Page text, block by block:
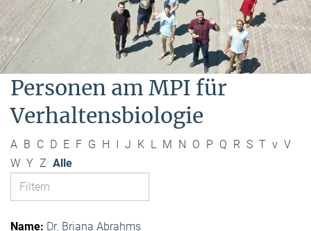
Personen am MPI für
Verhaltensbiologie
A B C D E F G H J K L M N O P Q R S T v V
W Y Z Alle
Dr. Briana Abrahms